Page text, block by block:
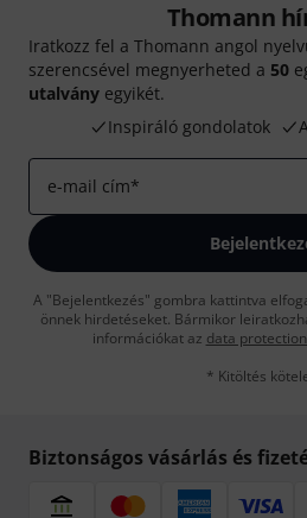
Thomann
Iratkozz fel a Thomann angol
szerencsével megnyerheted a 50
utalvány egyikét.
Inspiráló gondolatok
e-mail cím*
A "Bejelentkezés" gombra kattintva
önnek hirdetéseket. Bármikor
információkat az data
* Kitöltés
Biztonságos vásárlás és